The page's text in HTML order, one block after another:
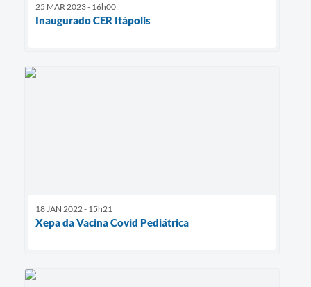
25 MAR 2023 - 16h00
Inaugurado CER Itápolis
18 JAN 2022 - 15h21
Xepa da Vacina Covid Pediátrica